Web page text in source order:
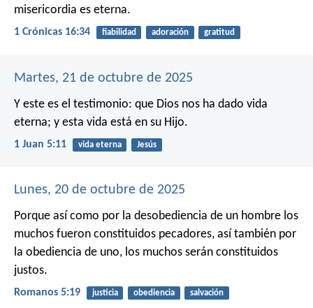
misericordia es eterna.
1 Crónicas 16:34 fiabilidad adoración gratitud
Martes, 21 de octubre de 2025
Y este es el testimonio: que Dios nos ha dado vida
eterna; y esta vida está en su Hijo.
1 Juan 5:11 vida eterna Jesús
Lunes, 20 de octubre de 2025
Porque así como por la desobediencia de un hombre los
muchos fueron constituidos pecadores, así también por
la obediencia de uno, los muchos serán constituidos
justos.
Romanos 5:19 justicia obediencia salvación